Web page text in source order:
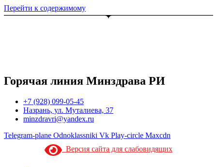
Перейти к содержимому
Горячая линия Минздрава РИ
+7 (928) 099-05-45
Назрань, ул. Муталиева, 37
minzdravri@yandex.ru
Telegram-plane Odnoklassniki Vk Play-circle Maxcdn
Версия сайта для слабовидящих